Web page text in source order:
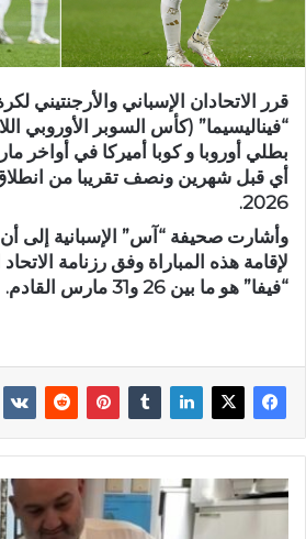
قرر الاتحادان الإسباني والأرجنتيني
“فيناليسيما” (كأس السوبر الأوروبي
بطلي أوروبا و كوبا أميركا في أواخر
أي قبل شهرين ونصف تقريبا من
2026.
وأشارت صحيفة “آس” الإسبانية إلى أن
لإقامة هذه المباراة وفق رزنامة
“فيفا” هو ما بين 26 و31 مارس القادم.